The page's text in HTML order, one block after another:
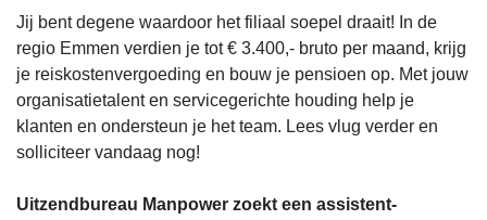
Jij bent degene waardoor het filiaal soepel draait! In de
regio Emmen verdien je tot € 3.400,- bruto per maand, krijg
je reiskostenvergoeding en bouw je pensioen op. Met jouw
organisatietalent en servicegerichte houding help je
klanten en ondersteun je het team. Lees vlug verder en
solliciteer vandaag nog!
Uitzendbureau Manpower zoekt een assistent-